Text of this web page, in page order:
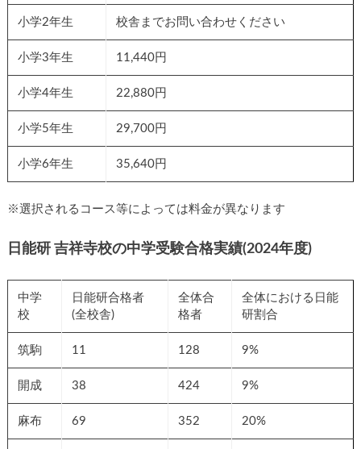
小学2年生 校舎までお問い合わせください
小学3年生 11,440円
小学4年生 22,880円
小学5年生 29,700円
小学6年生 35,640円
※選択されるコース等によっては料金が異なります
日能研 吉祥寺校の中学受験合格実績(2024年度)
中学
校
日能研合格者
(全校舎)
全体合
格者
全体における日能
研割合
筑駒 11 128 9%
開成 38 424 9%
麻布 69 352 20%